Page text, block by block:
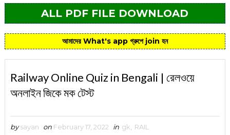
ALL PDF FILE DOWNLOAD
আমাদের What's app গ্রুপে join হন
Railway Online Quiz in Bengali | রেলওয়ে
অনলাইন জিকে মক টেস্ট
by sayan on February 17, 2022 in gk RAIL